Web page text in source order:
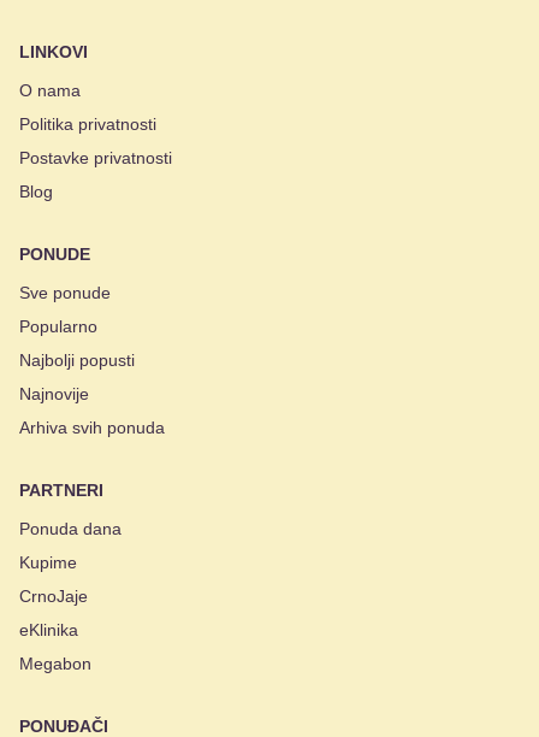
LINKOVI
O nama
Politika privatnosti
Postavke privatnosti
Blog
PONUDE
Sve ponude
Popularno
Najbolji popusti
Najnovije
Arhiva svih ponuda
PARTNERI
Ponuda dana
Kupime
CrnoJaje
eKlinika
Megabon
PONUĐAČI